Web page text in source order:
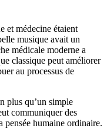
et médecine étaient
musique avait un
médicale moderne a
classique peut améliorer
au processus de
plus qu’un simple
communiquer des
pensée humaine ordinaire.